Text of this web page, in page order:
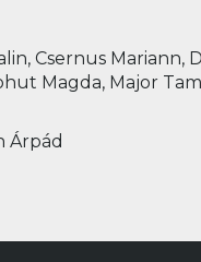
Csernus Mariann,
Magda, Major
Árpád